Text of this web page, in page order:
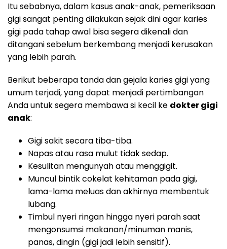
Itu sebabnya, dalam kasus anak-anak, pemeriksaan
gigi sangat penting dilakukan sejak dini agar karies
gigi pada tahap awal bisa segera dikenali dan
ditangani sebelum berkembang menjadi kerusakan
yang lebih parah.
Berikut beberapa tanda dan gejala karies gigi yang
umum terjadi, yang dapat menjadi pertimbangan
Anda untuk segera membawa si kecil ke dokter gigi
anak:
Gigi sakit secara tiba-tiba.
Napas atau rasa mulut tidak sedap.
Kesulitan mengunyah atau menggigit.
Muncul bintik cokelat kehitaman pada gigi,
lama-lama meluas dan akhirnya membentuk
lubang.
Timbul nyeri ringan hingga nyeri parah saat
mengonsumsi makanan/minuman manis,
panas, dingin (gigi jadi lebih sensitif).